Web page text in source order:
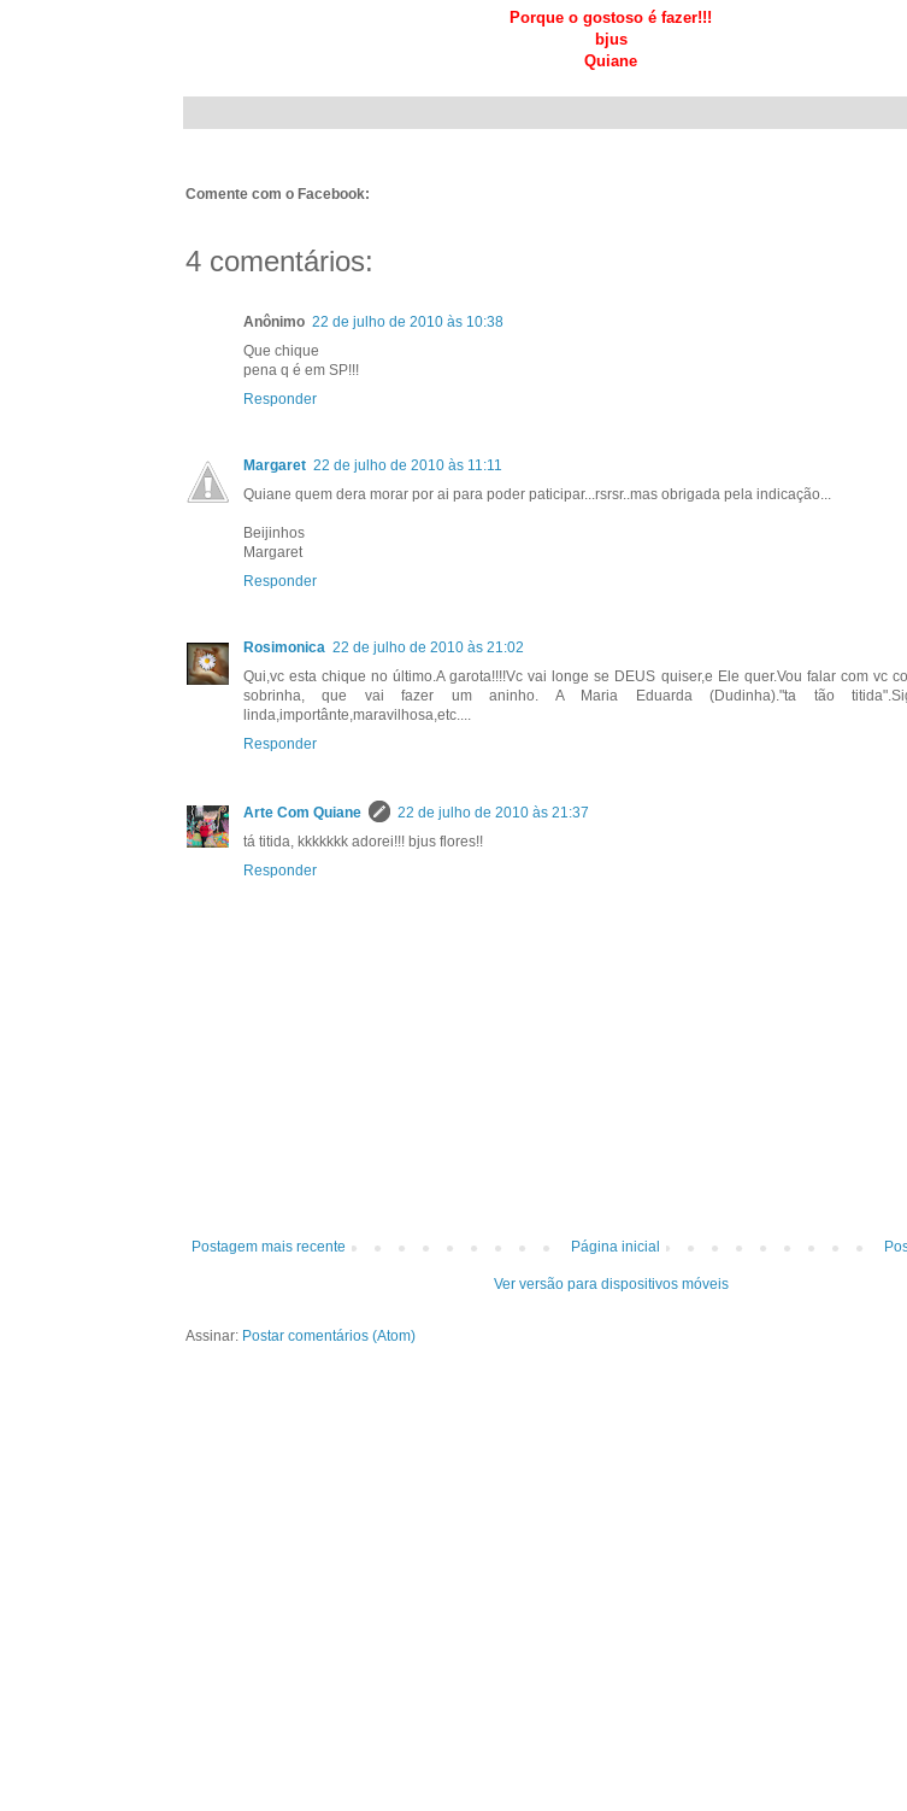
Porque o gostoso é fazer!!!
bjus
Quiane
Comente com o Facebook:
4 comentários:
Anônimo 22 de julho de 2010 às 10:38
Que chique
pena q é em SP!!!
Responder
Margaret 22 de julho de 2010 às 11:11
Quiane quem dera morar por ai para poder paticipar...rsrsr..mas obrigada pela indicação...
Beijinhos
Margaret
Responder
Rosimonica 22 de julho de 2010 às 21:02
Qui,vc esta chique no último.A garota!!!!Vc vai longe se DEUS quiser,e Ele quer.Vou falar com vc
sobrinha, que vai fazer um aninho. A Maria Eduarda (Dudinha)."ta tão
linda,importânte,maravilhosa,etc....
Responder
Arte Com Quiane
22 de julho de 2010 às 21:37
tá titida, kkkkkkk adorei!!! bjus flores!!
Responder
Postagem mais recente Página inicial
Ver versão para dispositivos móveis
Assinar: Postar comentários (Atom)